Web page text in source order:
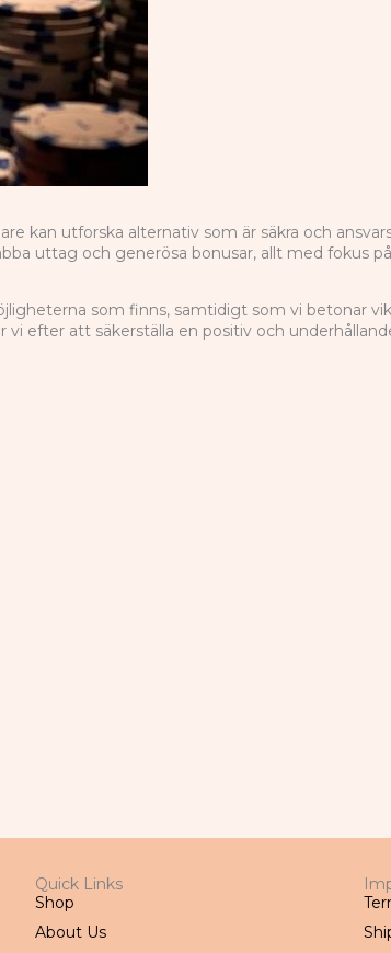
kan utforska alternativ som är säkra och
uttag och generösa bonusar, allt med fokus
som finns, samtidigt som vi betonar
efter att säkerställa en positiv och
Quick Links
Shop
About Us